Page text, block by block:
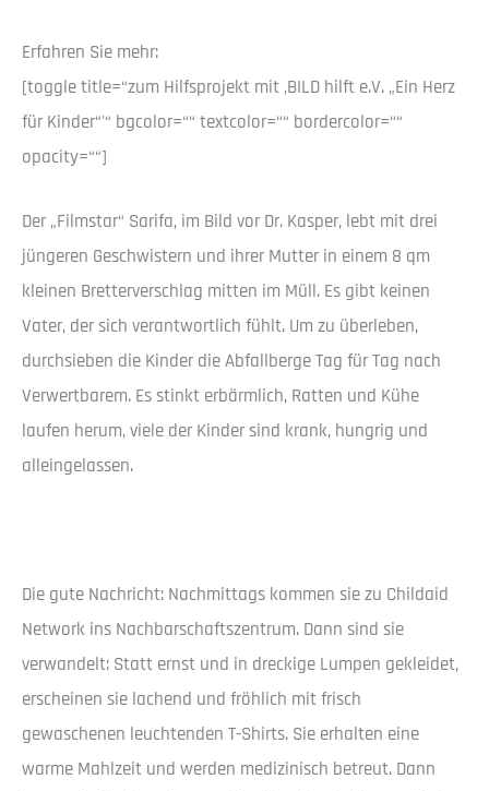
Erfahren Sie mehr:
[toggle title=“zum Hilfsprojekt mit ‚BILD hilft e.V. „Ein Herz
für Kinder“'“ bgcolor=““ textcolor=““ bordercolor=““
opacity=““]
Der „Filmstar“ Sarifa, im Bild vor Dr. Kasper, lebt mit drei
jüngeren Geschwistern und ihrer Mutter in einem 8 qm
kleinen Bretterverschlag mitten im Müll. Es gibt keinen
Vater, der sich verantwortlich fühlt. Um zu überleben,
durchsieben die Kinder die Abfallberge Tag für Tag nach
Verwertbarem. Es stinkt erbärmlich, Ratten und Kühe
laufen herum, viele der Kinder sind krank, hungrig und
alleingelassen.
Die gute Nachricht: Nachmittags kommen sie zu Childaid
Network ins Nachbarschaftszentrum. Dann sind sie
verwandelt: Statt ernst und in dreckige Lumpen gekleidet,
erscheinen sie lachend und fröhlich mit frisch
gewaschenen leuchtenden T-Shirts. Sie erhalten eine
warme Mahlzeit und werden medizinisch betreut. Dann